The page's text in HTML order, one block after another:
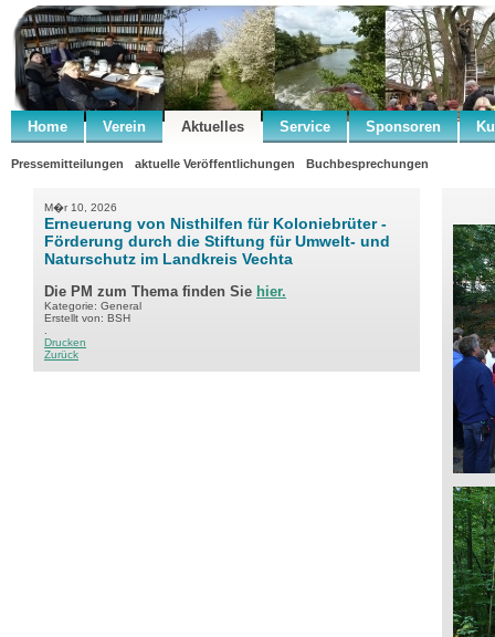
Home Verein Aktuelles Service Sponsoren
Pressemitteilungen aktuelle Veröffentlichungen Buchbesprechungen
M�r 10, 2026
Erneuerung von Nisthilfen für Koloniebrüter -
Förderung durch die Stiftung für Umwelt- und
Naturschutz im Landkreis Vechta
Die PM zum Thema finden Sie hier.
Kategorie: General
Erstellt von: BSH
Drucken
Zurück